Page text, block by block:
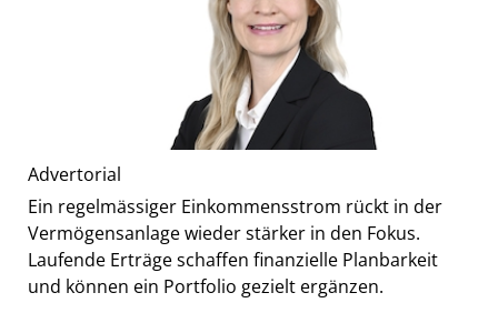
Advertorial
Ein regelmässiger Einkommensstrom rückt in der
Vermögensanlage wieder stärker in den Fokus.
Laufende Erträge schaffen finanzielle Planbarkeit
und können ein Portfolio gezielt ergänzen.